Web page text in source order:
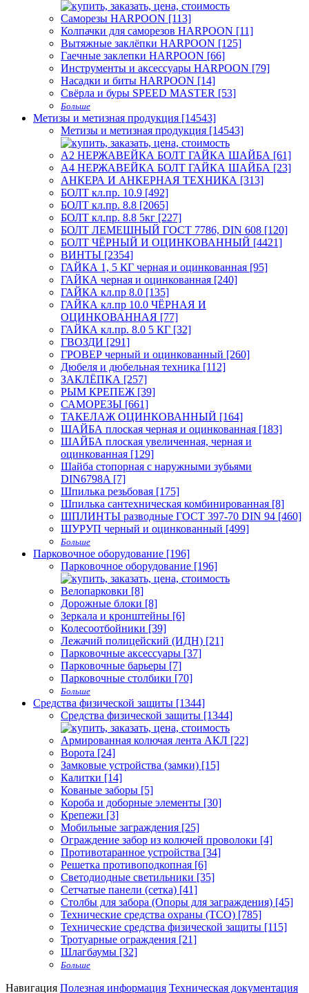
Саморезы HARPOON [113]
Колпачки для саморезов HARPOON [11]
Вытяжные заклёпки HARPOON [125]
Гаечные заклепки HARPOON [66]
Инструменты и аксессуары HARPOON [79]
Насадки и биты HARPOON [14]
Свёрла и буры SPEED MASTER [53]
Больше
Метизы и метизная продукция [14543]
Метизы и метизная продукция [14543]
А2 НЕРЖАВЕЙКА БОЛТ ГАЙКА ШАЙБА [61]
А4 НЕРЖАВЕЙКА БОЛТ ГАЙКА ШАЙБА [23]
АНКЕРА И АНКЕРНАЯ ТЕХНИКА [313]
БОЛТ кл.пр. 10.9 [492]
БОЛТ кл.пр. 8.8 [2065]
БОЛТ кл.пр. 8.8 5кг [227]
БОЛТ ЛЕМЕШНЫЙ ГОСТ 7786, DIN 608 [120]
БОЛТ ЧЁРНЫЙ И ОЦИНКОВАННЫЙ [4421]
ВИНТЫ [2354]
ГАЙКА 1, 5 КГ черная и оцинкованная [95]
ГАЙКА черная и оцинкованная [240]
ГАЙКА кл.пр 8.0 [135]
ГАЙКА кл.пр 10.0 ЧЁРНАЯ И
ОЦИНКОВАННАЯ [77]
ГАЙКА кл.пр. 8.0 5 КГ [32]
ГВОЗДИ [291]
ГРОВЕР черный и оцинкованный [260]
Дюбеля и дюбельная техника [112]
ЗАКЛЁПКА [257]
РЫМ КРЕПЕЖ [39]
САМОРЕЗЫ [661]
ТАКЕЛАЖ ОЦИНКОВАННЫЙ [164]
ШАЙБА плоская черная и оцинкованная [183]
ШАЙБА плоская увеличенная, черная и
оцинкованная [129]
Шайба стопорная с наружными зубьями
DIN6798A [7]
Шпилька резьбовая [175]
Шпилька сантехническая комбинированная [8]
ШПЛИНТЫ разводные ГОСТ 397-70 DIN 94 [460]
ШУРУП черный и оцинкованный [499]
Больше
Парковочное оборудование [196]
Парковочное оборудование [196]
Велопарковки [8]
Дорожные блоки [8]
Зеркала и кронштейны [6]
Колесоотбойники [39]
Лежачий полицейский (ИДН) [21]
Парковочные аксессуары [37]
Парковочные барьеры [7]
Парковочные столбики [70]
Больше
Средства физической защиты [1344]
Средства физической защиты [1344]
Армированная колючая лента АКЛ [22]
Ворота [24]
Замковые устройства (замки) [15]
Калитки [14]
Кованые заборы [5]
Короба и доборные элементы [30]
Крепежи [3]
Мобильные заграждения [25]
Ограждение забор из колючей проволоки [4]
Противотаранное устройства [34]
Решетка противоподкопная [6]
Светодиодные светильники [35]
Сетчатые панели (сетка) [41]
Столбы для забора (Опоры для заграждения) [45]
Технические средства охраны (ТСО) [785]
Технические средства физической защиты [115]
Тротуарные ограждения [21]
Шлагбаумы [32]
Больше
Навигация Полезная информация Техническая документация